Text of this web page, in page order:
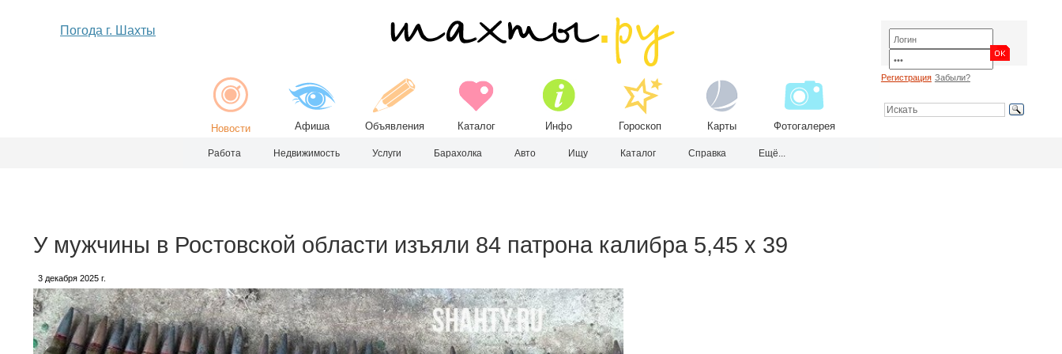
Погода г. Шахты
Новости Афиша Объявления Каталог Инфо Гороскоп Карты Фотогалерея
Регистрация Забыли?
Работа Недвижимость Услуги Барахолка Авто Ищу Каталог Справка Ещё...
У мужчины в Ростовской области изъяли 84 патрона калибра 5,45 х 39
3 декабря 2025 г.